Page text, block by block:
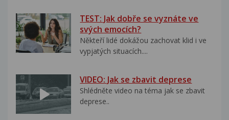
TEST: Jak dobře se vyznáte ve
svých emocích?
Někteří lidé dokážou zachovat klid i ve
vypjatých situacích....
VIDEO: Jak se zbavit deprese
Shlédněte video na téma jak se zbavit
deprese..